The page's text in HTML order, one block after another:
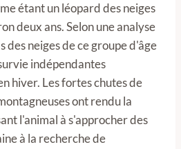
étant un léopard des neiges
deux ans. Selon une analyse
des neiges de ce groupe d'âge
indépendantes
hiver. Les fortes chutes de
ont rendu la
l'animal à s'approcher des
à la recherche de